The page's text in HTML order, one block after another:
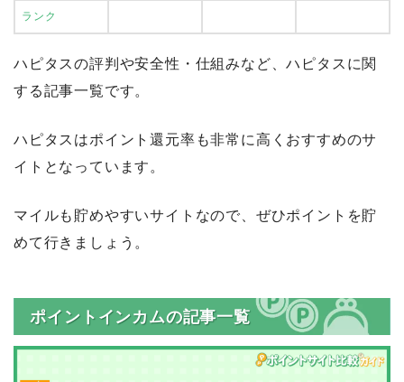
ランク
ハピタスの評判や安全性・仕組みなど、ハピタスに関
する記事一覧です。
ハピタスはポイント還元率も非常に高くおすすめのサ
イトとなっています。
マイルも貯めやすいサイトなので、ぜひポイントを貯
めて行きましょう。
ポイントインカムの記事一覧